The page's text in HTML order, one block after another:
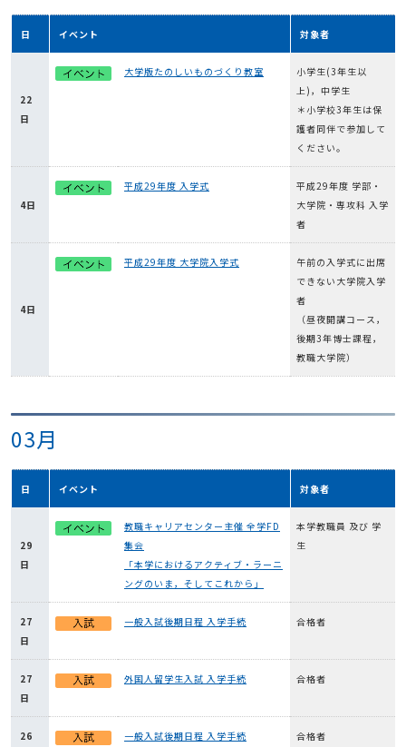
日 イベント 対象者
22
日
大学版たのしいものづくり教室
小学生(3年生以
上)，中学生
＊小学校3年生は保
護者同伴で参加して
ください。
4日
平成29年度 入学式
平成29年度 学部・
大学院・専攻科 入学
者
4日
平成29年度 大学院入学式
午前の入学式に出席
できない大学院入学
者
（昼夜開講コース，
後期3年博士課程，
教職大学院）
03月
日 イベント 対象者
29
日
教職キャリアセンター主催 全学FD
集会
「本学におけるアクティブ・ラーニ
ングのいま，そしてこれから」
本学教職員 及び 学
生
27
日
一般入試後期日程 入学手続 合格者
27
日
外国人留学生入試 入学手続 合格者
26
一般入試後期日程 入学手続 合格者